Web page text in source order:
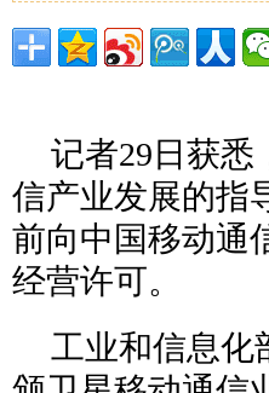
记者29日获悉
信产业发展的指
前向中国移动通
经营许可。
工业和信息化